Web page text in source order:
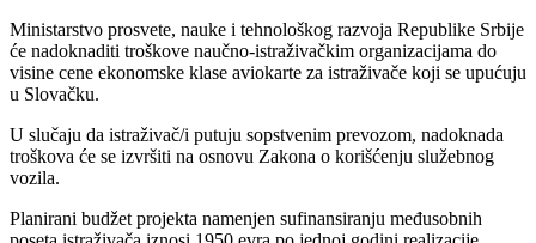
Ministarstvo prosvete, nauke i tehnološkog razvoja Republike Srbije
će nadoknaditi troškove naučno-istraživačkim organizacijama do
visine cene ekonomske klase aviokarte za istraživače koji se upućuju
u Slovačku.
U slučaju da istraživač/i putuju sopstvenim prevozom, nadoknada
troškova će se izvršiti na osnovu Zakona o korišćenju služebnog
vozila.
Planirani budžet projekta namenjen sufinansiranju međusobnih